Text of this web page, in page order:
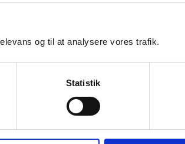
og til at analysere vores trafik.
Statistik
flere til. Et af tiltagene og det vigtigste